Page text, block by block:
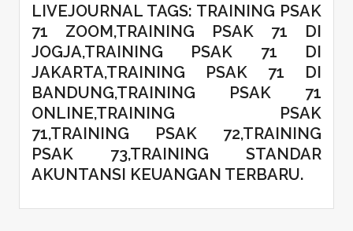
LIVEJOURNAL TAGS: TRAINING PSAK
71 ZOOM,TRAINING PSAK 71 DI
JOGJA,TRAINING PSAK 71 DI
JAKARTA,TRAINING PSAK 71 DI
BANDUNG,TRAINING PSAK 71
ONLINE,TRAINING PSAK
71,TRAINING PSAK 72,TRAINING
PSAK 73,TRAINING STANDAR
AKUNTANSI KEUANGAN TERBARU.